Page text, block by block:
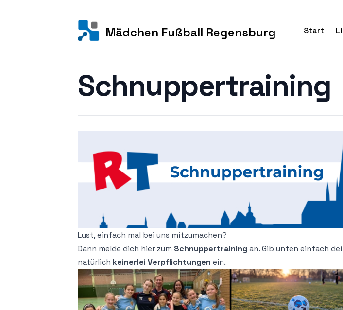
Mädchen Fußball Regensburg Start
Schnuppertraining
Lust, einfach mal bei uns mitzumachen?
Dann melde dich hier zum Schnuppertraining an. Gib unten einfach
natürlich keinerlei Verpflichtungen ein.